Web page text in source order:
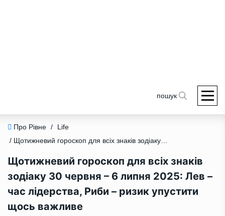
пошук
Про Рівне /
Life
/ Щотижневий гороскоп для всіх знаків зодіаку 30 червня – 6 липня 2025: Лев – час лідерства, Риби – ризик упустити щось важливе
Щотижневий гороскоп для всіх знаків
зодіаку 30 червня – 6 липня 2025: Лев –
час лідерства, Риби – ризик упустити
щось важливе